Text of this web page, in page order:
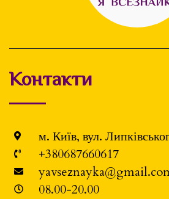
Контакти
м. Київ, вул.
+380687660617
08.00-20.00